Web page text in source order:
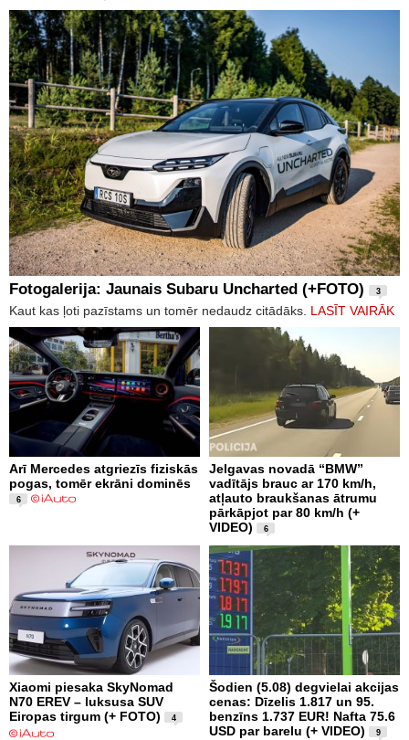
Fotogalerija: Jaunais Subaru Uncharted (+FOTO) 3
Kaut kas ļoti pazīstams un tomēr nedaudz citādāks. LASĪT VAIRĀK
Arī Mercedes atgriezīs fiziskās
pogas, tomēr ekrāni dominēs
6
Jelgavas novadā “BMW”
vadītājs brauc ar 170 km/h,
atļauto braukšanas ātrumu
pārkāpjot par 80 km/h (+
VIDEO)
6
Xiaomi piesaka SkyNomad
N70 EREV – luksusa SUV
Eiropas tirgum (+ FOTO)
4
Šodien (5.08) degvielai akcijas
cenas: Dīzelis 1.817 un 95.
benzīns 1.737 EUR! Nafta 75.6
USD par barelu (+ VIDEO)
9